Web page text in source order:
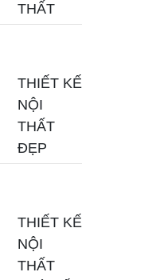
THẤT
THIẾT KẾ
NỘI
THẤT
ĐẸP
THIẾT KẾ
NỘI
THẤT